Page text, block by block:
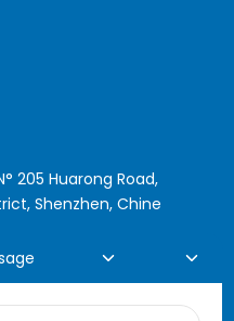
205 Huarong Road,
Shenzhen, Chine